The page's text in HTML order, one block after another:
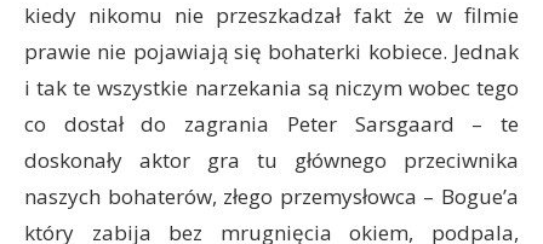
kiedy nikomu nie przeszkadzał fakt że w filmie
prawie nie pojawiają się bohaterki kobiece. Jednak
i tak te wszystkie narzekania są niczym wobec tego
co dostał do zagrania Peter Sarsgaard – te
doskonały aktor gra tu głównego przeciwnika
naszych bohaterów, złego przemysłowca – Bogue’a
który zabija bez mrugnięcia okiem, podpala,